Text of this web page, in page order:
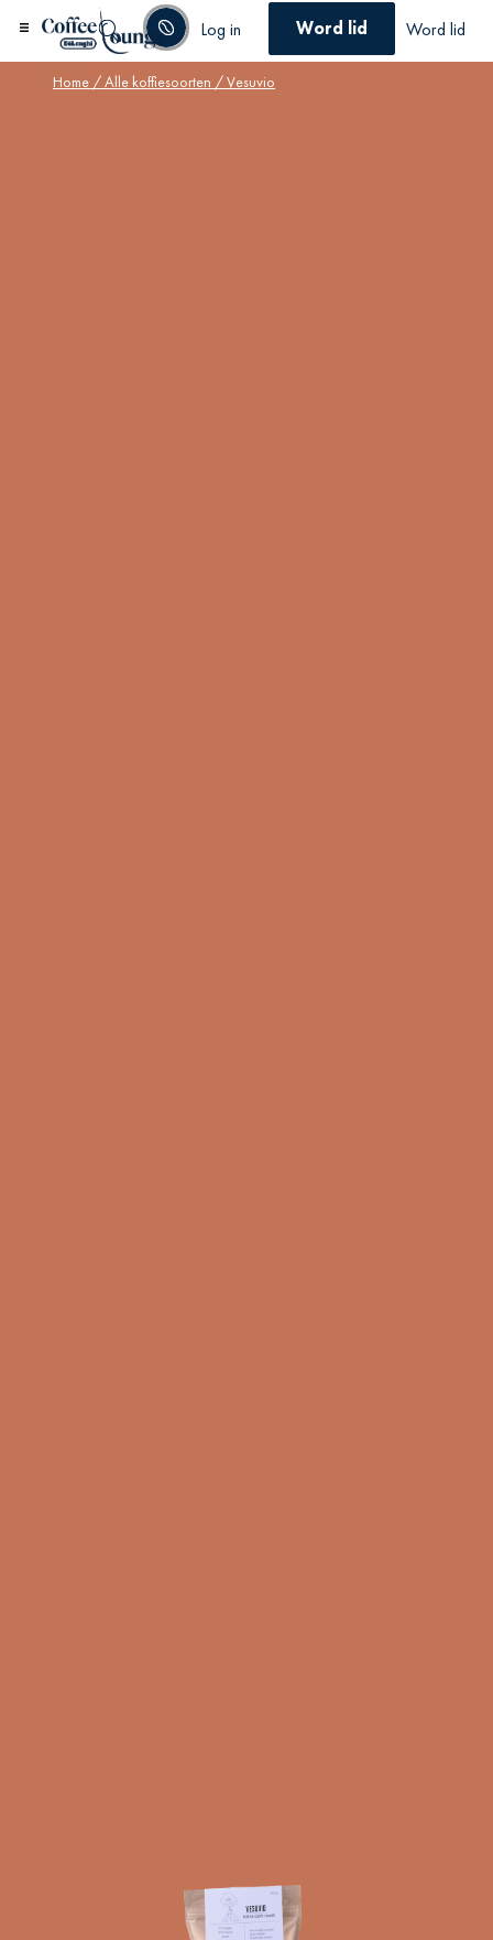
Log in Word lid Word lid
Home /Alle koffiesoorten / Vesuvio